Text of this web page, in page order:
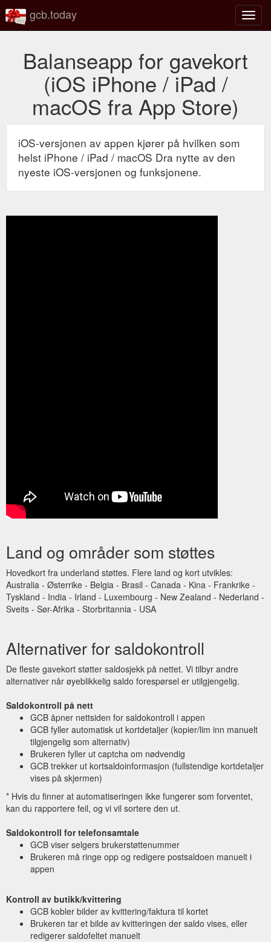
gcb.today
Balanseapp for gavekort
(iOS iPhone / iPad /
macOS fra App Store)
iOS-versjonen av appen kjører på hvilken som
helst iPhone / iPad / macOS Dra nytte av den
nyeste iOS-versjonen og funksjonene.
Land og områder som støttes
Hovedkort fra underland støttes. Flere land og kort utvikles:
Australia - Østerrike - Belgia - Brasil - Canada - Kina - Frankrike -
Tyskland - India - Irland - Luxembourg - New Zealand - Nederland -
Sveits - Sør-Afrika - Storbritannia - USA
Alternativer for saldokontroll
De fleste gavekort støtter saldosjekk på nettet. Vi tilbyr andre
alternativer når øyeblikkelig saldo forespørsel er utilgjengelig.
Saldokontroll på nett
GCB åpner nettsiden for saldokontroll i appen
GCB fyller automatisk ut kortdetaljer (kopier/lim inn manuelt
tilgjengelig som alternativ)
Brukeren fyller ut captcha om nødvendig
GCB trekker ut kortsaldoinformasjon (fullstendige kortdetaljer
vises på skjermen)
* Hvis du finner at automatiseringen ikke fungerer som forventet,
kan du rapportere feil, og vi vil sortere den ut.
Saldokontroll for telefonsamtale
GCB viser selgers brukerstøttenummer
Brukeren må ringe opp og redigere postsaldoen manuelt i
appen
Kontroll av butikk/kvittering
GCB kobler bilder av kvittering/faktura til kortet
Brukeren tar et bilde av kvitteringen der saldo vises, eller
redigerer saldofeltet manuelt